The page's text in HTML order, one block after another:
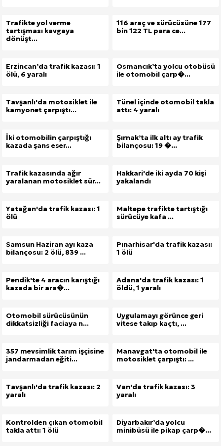
Trafikte yol verme
tartışması kavgaya
dönüşt...
116 araç ve sürücüsüne 177
bin 122 TL para ce...
Erzincan’da trafik kazası: 1
ölü, 6 yaralı
Osmancık’ta yolcu otobüsü
ile otomobil çarp�...
Tavşanlı'da motosiklet ile
kamyonet çarpıştı...
Tünel içinde otomobil takla
attı: 4 yaralı
İki otomobilin çarpıştığı
kazada şans eser...
Şırnak’ta ilk altı ay trafik
bilançosu: 19 �...
Trafik kazasında ağır
yaralanan motosiklet sür...
Hakkari'de iki ayda 70 kişi
yakalandı
Yatağan'da trafik kazası: 1
ölü
Maltepe trafikte tartıştığı
sürücüye kafa ...
Samsun Haziran ayı kaza
bilançosu: 2 ölü, 839 ...
Pınarhisar'da trafik kazası:
1 ölü
Pendik'te 4 aracın karıştığı
kazada bir ara�...
Adana'da trafik kazası: 1
öldü, 1 yaralı
Otomobil sürücüsünün
dikkatsizliği faciaya n...
Uygulamayı görünce geri
vitese takıp kaçtı, ...
357 mevsimlik tarım işçisine
jandarmadan eğiti...
Manavgat'ta otomobil ile
motosiklet çarpıştı: ...
Tavşanlı'da trafik kazası: 2
yaralı
Van'da trafik kazası: 3
yaralı
Kontrolden çıkan otomobil
takla attı: 1 ölü
Diyarbakır’da yolcu
minibüsü ile pikap çarp�...